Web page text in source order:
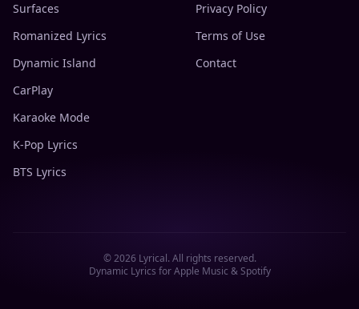
Surfaces
Romanized Lyrics
Dynamic Island
CarPlay
Karaoke Mode
K-Pop Lyrics
BTS Lyrics
Privacy Policy
Terms of Use
Contact
©2026 Lyrical. All rights reserved.
Dynamic Lyrics for Apple Music & Spotify